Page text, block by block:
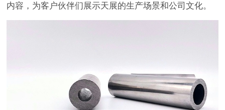
内容，为客户伙伴们展示天展的生产场景和公司文化。